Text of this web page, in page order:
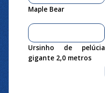
Maple Bear
Ursinho de pelúcia
gigante 2,0 metros